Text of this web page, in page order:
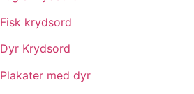
Fisk krydsord
Dyr Krydsord
Plakater med dyr